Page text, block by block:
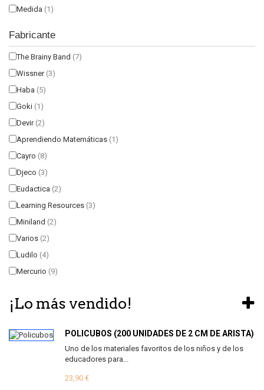
Medida (1)
Fabricante
The Brainy Band (7)
Wissner (3)
Haba (5)
Goki (1)
Devir (2)
Aprendiendo Matemáticas (1)
Cayro (8)
Djeco (3)
Eudactica (2)
Learning Resources (3)
Miniland (2)
Varios (2)
Ludilo (4)
Mercurio (9)
¡Lo más vendido!
POLICUBOS (200 UNIDADES DE 2 CM DE ARISTA)
Uno de los materiales favoritos de los niños y de los
educadores para...
23,90 €